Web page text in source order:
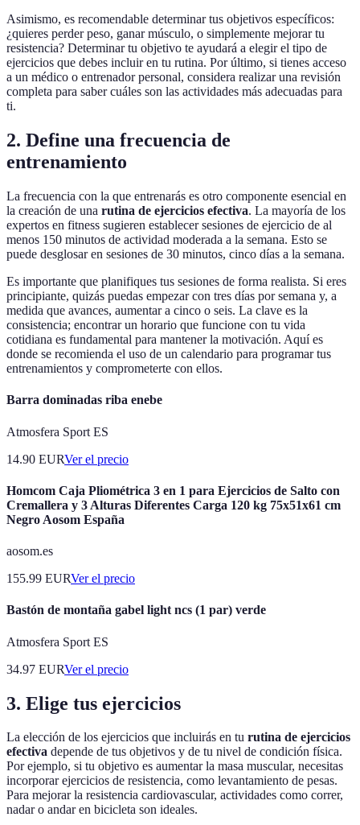
Asimismo, es recomendable determinar tus objetivos específicos:
¿quieres perder peso, ganar músculo, o simplemente mejorar tu
resistencia? Determinar tu objetivo te ayudará a elegir el tipo de
ejercicios que debes incluir en tu rutina. Por último, si tienes acceso
a un médico o entrenador personal, considera realizar una revisión
completa para saber cuáles son las actividades más adecuadas para
ti.
2. Define una frecuencia de
entrenamiento
La frecuencia con la que entrenarás es otro componente esencial en
la creación de una rutina de ejercicios efectiva. La mayoría de los
expertos en fitness sugieren establecer sesiones de ejercicio de al
menos 150 minutos de actividad moderada a la semana. Esto se
puede desglosar en sesiones de 30 minutos, cinco días a la semana.
Es importante que planifiques tus sesiones de forma realista. Si eres
principiante, quizás puedas empezar con tres días por semana y, a
medida que avances, aumentar a cinco o seis. La clave es la
consistencia; encontrar un horario que funcione con tu vida
cotidiana es fundamental para mantener la motivación. Aquí es
donde se recomienda el uso de un calendario para programar tus
entrenamientos y comprometerte con ellos.
Barra dominadas riba enebe
Atmosfera Sport ES
14.90 EURVer el precio
Homcom Caja Pliométrica 3 en 1 para Ejercicios de Salto con
Cremallera y 3 Alturas Diferentes Carga 120 kg 75x51x61 cm
Negro Aosom España
aosom.es
155.99 EURVer el precio
Bastón de montaña gabel light ncs (1 par) verde
Atmosfera Sport ES
34.97 EURVer el precio
3. Elige tus ejercicios
La elección de los ejercicios que incluirás en tu rutina de ejercicios
efectiva depende de tus objetivos y de tu nivel de condición física.
Por ejemplo, si tu objetivo es aumentar la masa muscular, necesitas
incorporar ejercicios de resistencia, como levantamiento de pesas.
Para mejorar la resistencia cardiovascular, actividades como correr,
nadar o andar en bicicleta son ideales.